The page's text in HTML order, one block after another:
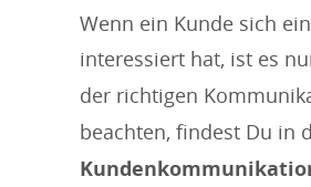
Wenn ein Kunde sich
interessiert hat, ist es
der richtigen
beachten, findest Du in